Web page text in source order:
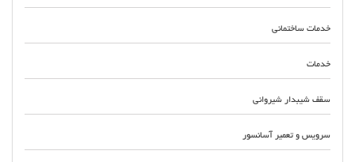
خدمات ساختمانی
خدمات
سقف شیبدار شیروانی
سرویس و تعمیر آسانسور